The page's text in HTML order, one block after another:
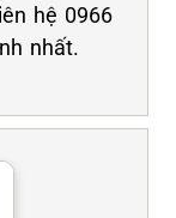
hệ 0966
nhất.